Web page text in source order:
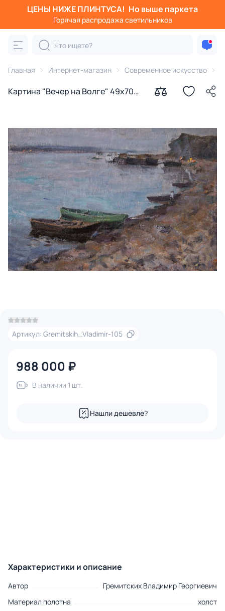
ЦЕНЫ НИЖЕ ПЛИНТУСА! Но выше паркета
Горячая распродажа светильников
Главная Интернет-магазин Современное искусство
Картина "Вечер на Волге" 49х70
Артикул: Gremitskih_Vladimir-105
988 000 ₽
В наличии 1 шт.
Нашли дешевле?
Характеристики и описание
Автор
Гремитских Владимир Георгиевич
Материал полотна
холст